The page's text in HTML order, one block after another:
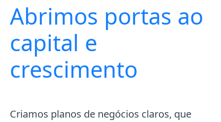
Abrimos portas ao
capital e
crescimento
Criamos planos de negócios claros, que